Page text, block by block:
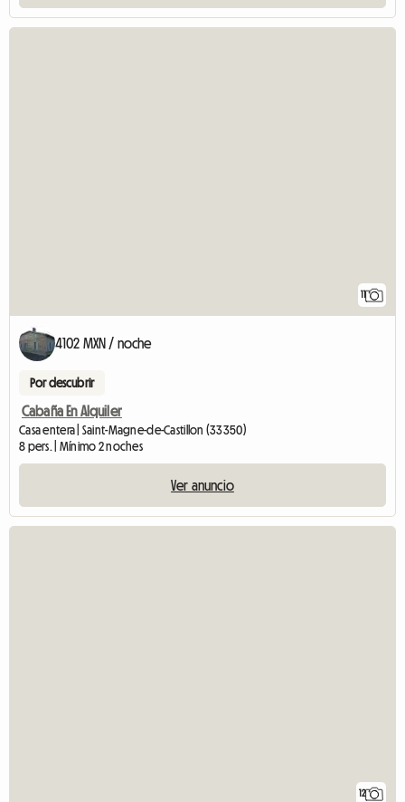
11
4102 MXN / noche
Por descubrir
Cabaña En Alquiler
Casa entera | Saint-Magne-de-Castillon (33350)
8 pers. | Mínimo 2 noches
Ver anuncio
12